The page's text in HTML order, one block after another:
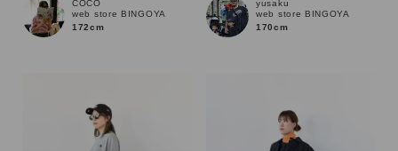
サイズ
COCO
web store BINGOYA
172cm
yusaku
web store BINGOYA
170cm